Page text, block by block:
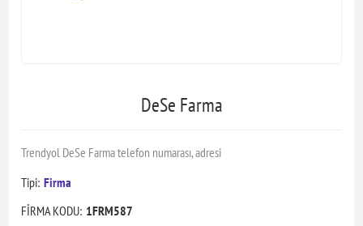
DeSe Farma
Trendyol DeSe Farma telefon numarası, adresi
Tipi: Firma
FİRMA KODU: 1FRM587